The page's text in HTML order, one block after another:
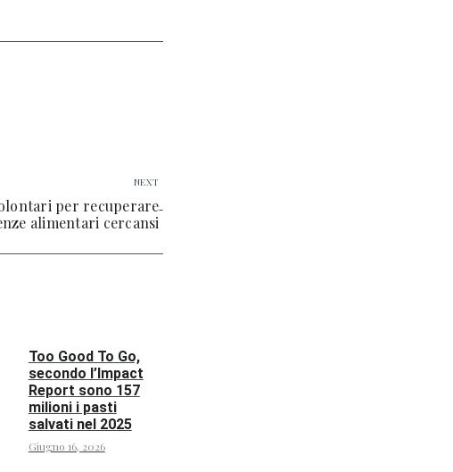
NEXT
per recuperare
alimentari cercansi
Too Good To Go,
secondo l’Impact
Report sono 157
milioni i pasti
salvati nel 2025
Giugno 16, 2026